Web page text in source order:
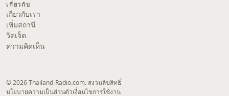
เกี่ยวกับ
เกี่ยวกับเรา
เพิ่มสถานี
วิดเจ็ต
ความคิดเห็น
© 2026 Thailand-Radio.com. สงวนลิขสิทธิ์
นโยบายความเป็นส่วนตัวเงื่อนไขการใช้งาน